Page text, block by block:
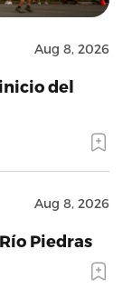
Aug 8, 2026
del
Aug 8, 2026
Piedras